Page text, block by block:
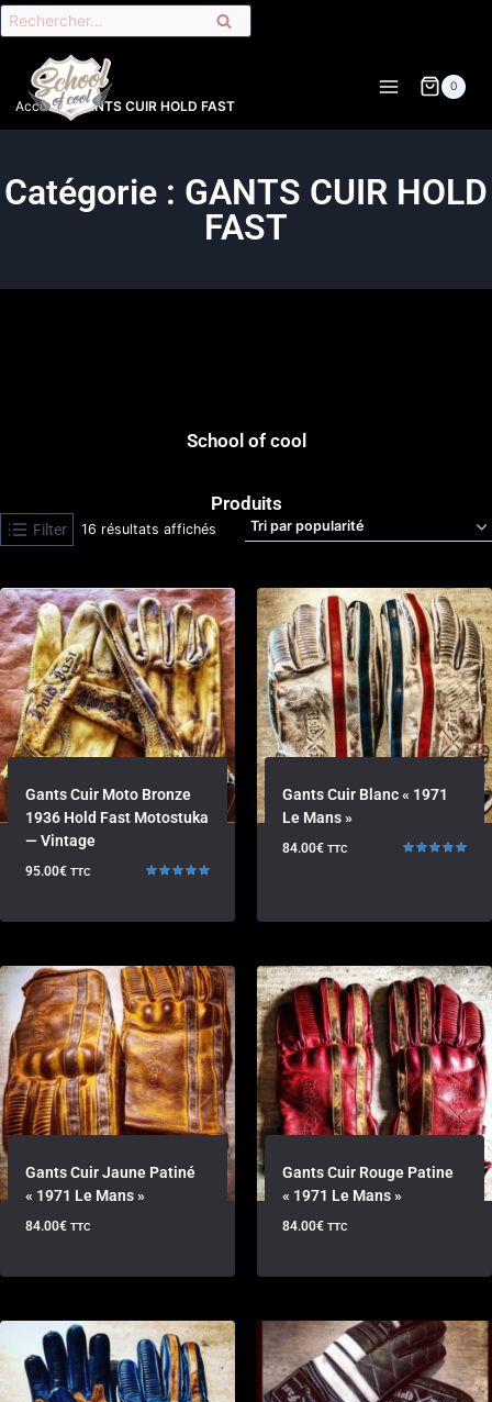
0
Accueil»GANTS CUIR HOLD FAST
Catégorie : GANTS CUIR HOLD
FAST
School of cool
Produits
Filter 16 résultats affichés
Gants Cuir Moto Bronze
1936 Hold Fast Motostuka
— Vintage
95.00€ TTC
Gants Cuir Blanc « 1971
Le Mans »
84.00€ TTC
Gants Cuir Jaune Patiné
« 1971 Le Mans »
84.00€ TTC
Gants Cuir Rouge Patine
« 1971 Le Mans »
84.00€ TTC